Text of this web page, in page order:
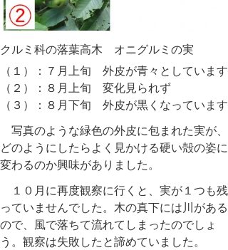
クルミ科の落葉高木 オニグルミの実
（１）：７月上旬 外皮が青々としています
（２）：８月上旬 変化見られず
（３）：８月下旬 外皮が黒くなっています
写真のような緑色の外皮に包まれた実が、
どのようにしたらよく見かける硬い殻の姿に
変わるのか興味がありました。
１０月に再度観察に行くと、実が１つも残
っていませんでした。木の真下には川がある
ので、風で落ちて流れてしまったのでしょ
う。観察は失敗したと諦めていました。